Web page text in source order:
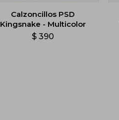
Calzoncillos PSD
Kingsnake - Multicolor
$ 390